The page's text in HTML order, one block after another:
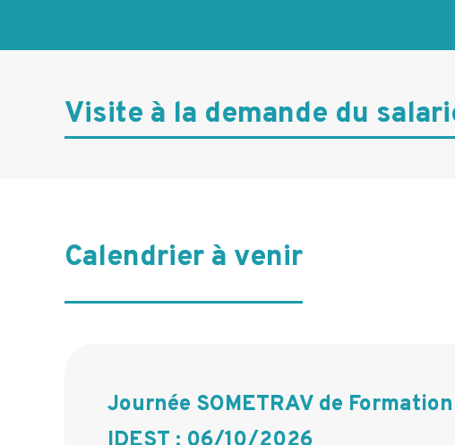
i
c
i
e
Visite à la demande du
Calendrier à venir
Journée SOMETRAV de